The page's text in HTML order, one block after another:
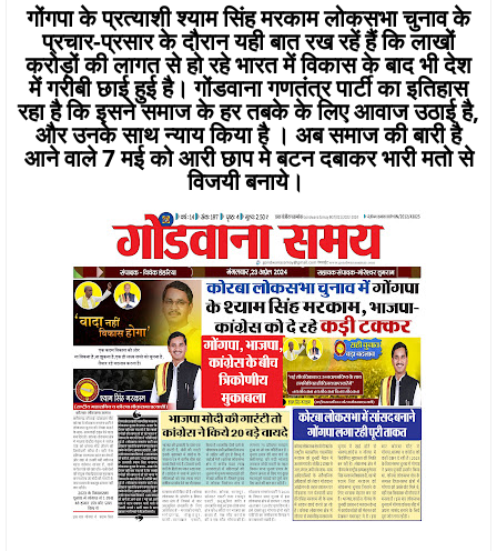
गोंगपा के प्रत्याशी श्याम सिंह मरकाम लोकसभा चुनाव के
प्रचार-प्रसार के दौरान यही बात रख रहें हैं कि लाखों
करोड़ों की लागत से हो रहे भारत में विकास के बाद भी देश
में गरीबी छाई हुई है। गोंडवाना गणतंत्र पार्टी का इतिहास
रहा है कि इसने समाज के हर तबके के लिए आवाज उठाई है,
और उनके साथ न्याय किया है । अब समाज की बारी है
आने वाले 7 मई को आरी छाप मे बटन दबाकर भारी मतो से
विजयी बनाये।